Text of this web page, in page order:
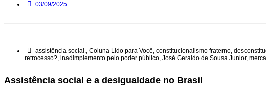
03/09/2025
assistência social., Coluna Lido para Você, constitucionalismo fraterno,
retrocesso?, inadimplemento pelo poder público, José Geraldo de Sousa Junior,
Assistência social e a desigualdade no Brasil